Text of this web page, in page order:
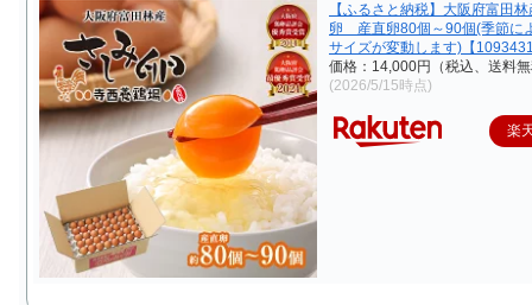
【ふるさと納税】大阪府富田
卵 産直卵80個～90個(季節に
サイズが変動します)【
価格：14,000円（税込、送料
(2026/5/15時点)
楽